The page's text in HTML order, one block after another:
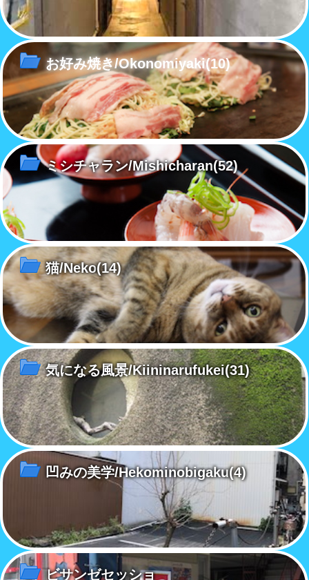
お好み焼き/Okonomiyaki(10)
ミシチャラン/Mishicharan(52)
猫/Neko(14)
気になる風景/Kiininarufukei(31)
凹みの美学/Hekominobigaku(4)
ビサンゼセッショ